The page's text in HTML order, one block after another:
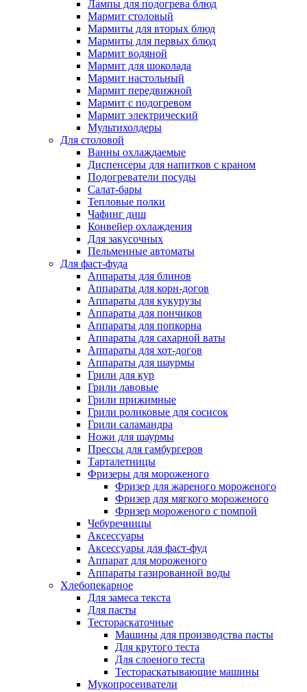
Лампы для подогрева блюд
Мармит столовый
Мармиты для вторых блюд
Мармиты для первых блюд
Мармит водяной
Мармит для шоколада
Мармит настольный
Мармит передвижной
Мармит с подогревом
Мармит электрический
Мультихолдеры
Для столовой
Ванны охлаждаемые
Диспенсеры для напитков с краном
Подогреватели посуды
Салат-бары
Тепловые полки
Чафинг диш
Конвейер охлаждения
Для закусочных
Пельменные автоматы
Для фаст-фуда
Аппараты для блинов
Аппараты для корн-догов
Аппараты для кукурузы
Аппараты для пончиков
Аппараты для попкорна
Аппараты для сахарной ваты
Аппараты для хот-догов
Аппараты для шаурмы
Грили для кур
Грили лавовые
Грили прижимные
Грили роликовые для сосисок
Грили саламандра
Ножи для шаурмы
Прессы для гамбургеров
Тарталетницы
Фризеры для мороженого
Фризер для жареного мороженого
Фризер для мягкого мороженого
Фризер мороженого с помпой
Чебуречницы
Аксессуары
Аксессуары для фаст-фуд
Аппарат для мороженого
Аппараты газированной воды
Хлебопекарное
Для замеса текста
Для пасты
Тестораскаточные
Машины для производства пасты
Для крутого теста
Для слоеного теста
Тестораскатывающие машины
Мукопросеиватели